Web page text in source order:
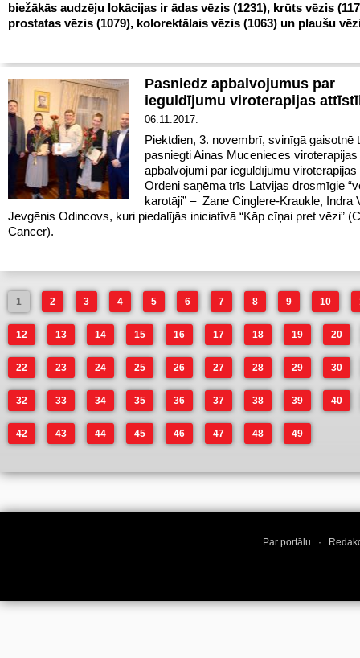
biežākās audzēju lokācijas ir ādas vēzis (1231), krūts vēzis
prostatas vēzis (1079), kolorektālais vēzis (1063) un plaušu
Pasniedz apbalvojumus par
ieguldījumu viroterapijas
06.11.2017.
Piektdien, 3. novembrī, svinīgā gaisotnē
pasniegti Ainas Mucenieces viroterapijas
apbalvojumi par ieguldījumu
Ordeni saņēma trīs Latvijas drosmīgie
karotāji” – Zane Cinglere-Kraukle, Indra
Jevgēnis Odincovs, kuri piedalījās iniciatīvā “Kāp cīņai pret vēzi”
Cancer).
1 2 3 4 5 6 7 8 9 10
12 13 14 15 16 17 18 19 20
22 23 24 25 26 27 28 29 30
32 33 34 35 36 37 38 39 40
42 43 44 45 46 47 48 49
Par portālu ·